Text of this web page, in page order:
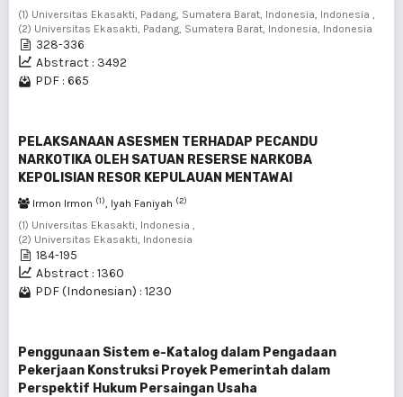
(1) Universitas Ekasakti, Padang, Sumatera Barat, Indonesia, Indonesia ,
(2) Universitas Ekasakti, Padang, Sumatera Barat, Indonesia, Indonesia
328-336
Abstract : 3492
PDF : 665
PELAKSANAAN ASESMEN TERHADAP PECANDU
NARKOTIKA OLEH SATUAN RESERSE NARKOBA
KEPOLISIAN RESOR KEPULAUAN MENTAWAI
Irmon Irmon (1), Iyah Faniyah (2)
(1) Universitas Ekasakti, Indonesia ,
(2) Universitas Ekasakti, Indonesia
184-195
Abstract : 1360
PDF (Indonesian) : 1230
Penggunaan Sistem e-Katalog dalam Pengadaan
Pekerjaan Konstruksi Proyek Pemerintah dalam
Perspektif Hukum Persaingan Usaha